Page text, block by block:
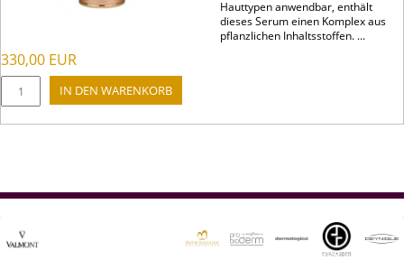
Hauttypen anwendbar, enthält
dieses Serum einen Komplex aus
pflanzlichen Inhaltsstoffen. ...
330,00 EUR